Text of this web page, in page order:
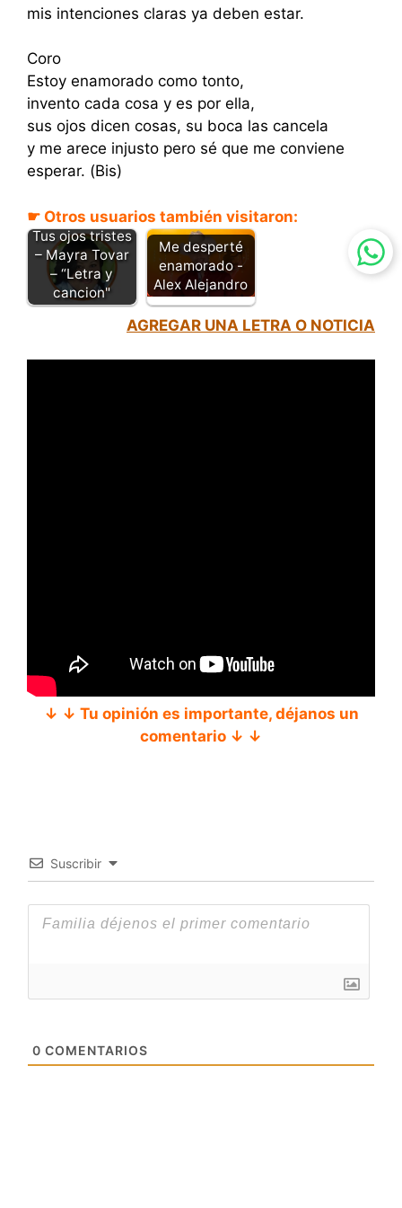
mis intenciones claras ya deben estar.
Coro
Estoy enamorado como tonto,
invento cada cosa y es por ella,
sus ojos dicen cosas, su boca las cancela
y me arece injusto pero sé que me conviene
esperar. (Bis)
☛ Otros usuarios también visitaron:
Tus ojos tristes
– Mayra Tovar
– “Letra y
cancion"
Me desperté
enamorado -
Alex Alejandro
AGREGAR UNA LETRA O NOTICIA
↓ ↓ Tu opinión es importante, déjanos un
comentario ↓ ↓
Suscribir
0 COMENTARIOS